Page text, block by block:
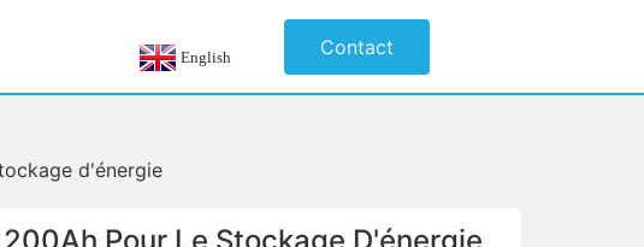
English Contact
d'énergie